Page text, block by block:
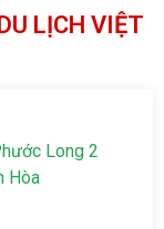
LỊCH VIỆT
Long 2
Hòa